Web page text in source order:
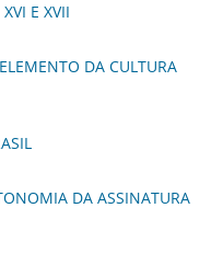
E XVII
DA CULTURA
DA ASSINATURA